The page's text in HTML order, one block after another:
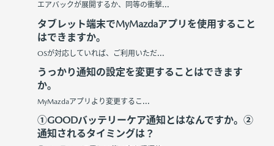
エアバックが展開するか、同等の衝撃...
タブレット端末でMyMazdaアプリを使用すること
はできますか。
OSが対応していれば、ご利用いただ...
うっかり通知の設定を変更することはできます
か。
MyMazdaアプリより変更するこ...
①GOODバッテリーケア通知とはなんですか。②
通知されるタイミングは？